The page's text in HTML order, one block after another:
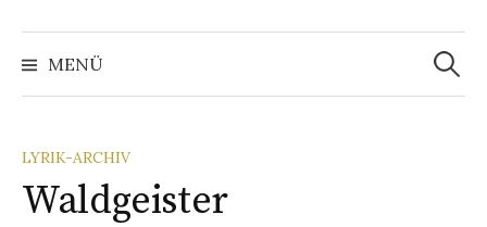
MENÜ
Suchen
nach:
LYRIK-ARCHIV
Waldgeister